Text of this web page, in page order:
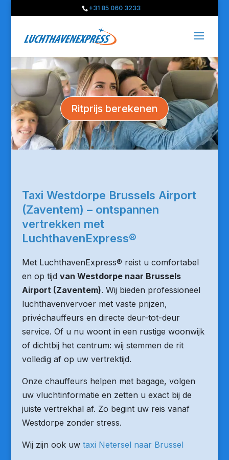
+31 85 060 3233
Ritprijs berekenen
Taxi Westdorpe Brussels Airport
(Zaventem) – ontspannen
vertrekken met
LuchthavenExpress®
Met LuchthavenExpress® reist u comfortabel
en op tijd van Westdorpe naar Brussels
Airport (Zaventem). Wij bieden professioneel
luchthavenvervoer met vaste prijzen,
privéchauffeurs en directe deur-tot-deur
service. Of u nu woont in een rustige woonwijk
of dichtbij het centrum: wij stemmen de rit
volledig af op uw vertrektijd.
Onze chauffeurs helpen met bagage, volgen
uw vluchtinformatie en zetten u exact bij de
juiste vertrekhal af. Zo begint uw reis vanaf
Westdorpe zonder stress.
Wij zijn ook uw taxi Netersel naar Brussel